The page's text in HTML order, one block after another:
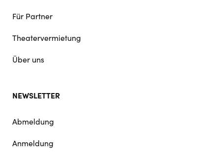
Für Partner
Theatervermietung
Über uns
NEWSLETTER
Abmeldung
Anmeldung